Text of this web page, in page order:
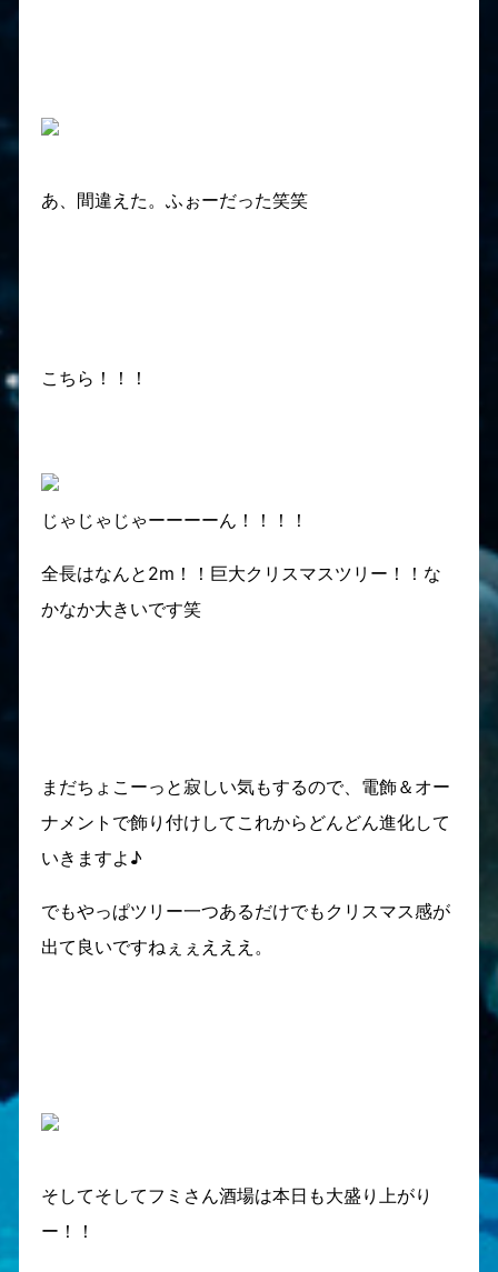
あ、間違えた。ふぉーだった笑笑
こちら！！！
じゃじゃじゃーーーーん！！！！
全長はなんと2m！！巨大クリスマスツリー！！な
かなか大きいです笑
まだちょこーっと寂しい気もするので、電飾＆オー
ナメントで飾り付けしてこれからどんどん進化して
いきますよ♪
でもやっぱツリー一つあるだけでもクリスマス感が
出て良いですねぇぇえええ。
そしてそしてフミさん酒場は本日も大盛り上がり
ー！！